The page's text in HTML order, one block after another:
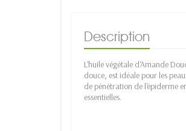
Description
L'huile végétale d'Amande
douce, est idéale pour les
de pénétration de l'épiderme
essentielles.